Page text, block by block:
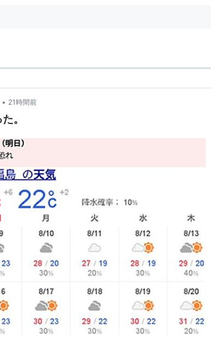
• 21時間前
。